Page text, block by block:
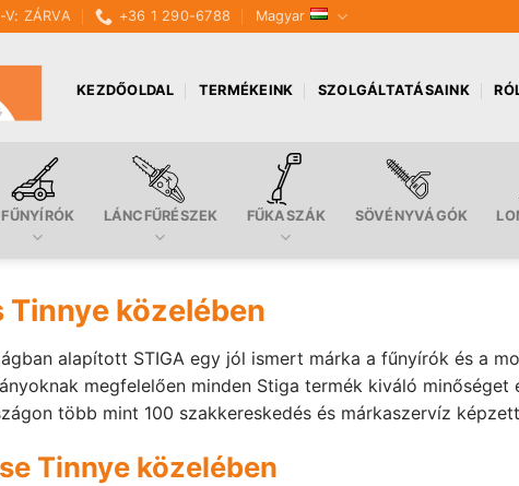
ZÁRVA +36 1 290-6788 Magyar
KEZDŐOLDAL TERMÉKEINK SZOLGÁLTATÁSAINK
FŰNYÍRÓK LÁNCFŰRÉSZEK FŰKASZÁK SÖVÉNYVÁGÓK
közelében
alapított STIGA egy jól ismert márka a fűnyírók és a
megfelelően minden Stiga termék kiváló
több mint 100 szakkereskedés és márkaszervíz
Tinnye közelében